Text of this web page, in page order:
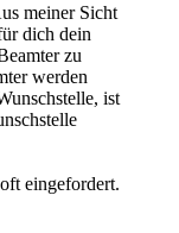
meiner Sicht
dich dein
zu
werden
ist
eingefordert.